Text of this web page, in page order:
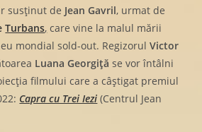
susținut de Jean Gavril, urmat de
Turbans, care vine la malul mării
mondial sold-out. RegizorulVictor
Luana Georgiță se vor întâlni
filmului care a câștigat premiul
Capra cu Trei Iezi (Centrul Jean